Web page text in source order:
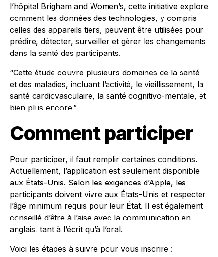
l’hôpital Brigham and Women’s, cette initiative explore
comment les données des technologies, y compris
celles des appareils tiers, peuvent être utilisées pour
prédire, détecter, surveiller et gérer les changements
dans la santé des participants.
“Cette étude couvre plusieurs domaines de la santé
et des maladies, incluant l’activité, le vieillissement, la
santé cardiovasculaire, la santé cognitivo-mentale, et
bien plus encore.”
Comment participer
Pour participer, il faut remplir certaines conditions.
Actuellement, l’application est seulement disponible
aux États-Unis. Selon les exigences d’Apple, les
participants doivent vivre aux États-Unis et respecter
l’âge minimum requis pour leur État. Il est également
conseillé d’être à l’aise avec la communication en
anglais, tant à l’écrit qu’à l’oral.
Voici les étapes à suivre pour vous inscrire :